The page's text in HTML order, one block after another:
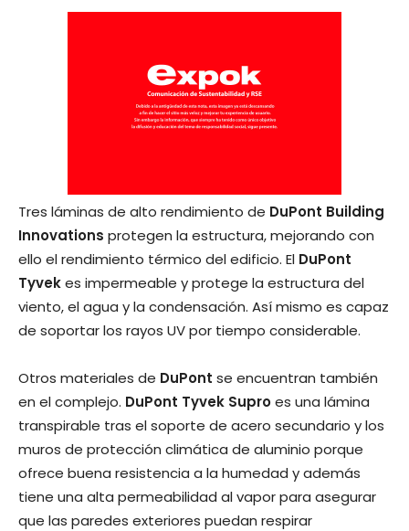
Tres láminas de alto rendimiento de DuPont Building
Innovations protegen la estructura, mejorando con
ello el rendimiento térmico del edificio. El DuPont
Tyvekes impermeable y protege la estructura del
viento, el agua y la condensación. Así mismo es capaz
de soportar los rayos UV por tiempo considerable.
Otros materiales de DuPont se encuentran también
en el complejo. DuPont Tyvek Suproes una lámina
transpirable tras el soporte de acero secundario y los
muros de protección climática de aluminio porque
ofrece buena resistencia a la humedad y además
tiene una alta permeabilidad al vapor para asegurar
que las paredes exteriores puedan respirar